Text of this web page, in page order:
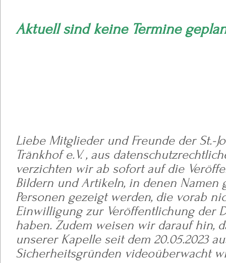
Aktuell sind keine Termine
Liebe Mitglieder und Freunde der St.-
Tränkhof e.V. , aus
verzichten wir ab sofort auf die
Bildern und Artikeln, in denen Namen
Personen gezeigt werden, die vorab
Einwilligung zur Veröffentlichung der
haben. Zudem weisen wir darauf hin,
unserer Kapelle seit dem 20.05.2023
Sicherheitsgründen videoüberwacht